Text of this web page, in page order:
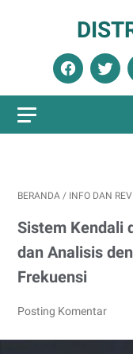
BERANDA / INFO DAN
Sistem Kendali
dan Analisis
Frekuensi
Posting Komentar